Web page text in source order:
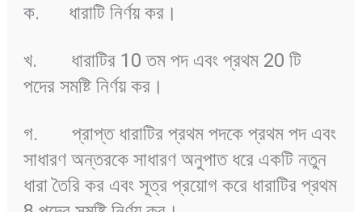
ক. ধারাটি নির্ণয় কর।
খ. ধারাটির 10 তম পদ এবং প্রথম 20 টি
পদের সমষ্টি নির্ণয় কর।
গ. প্রাপ্ত ধারাটির প্রথম পদকে প্রথম পদ এবং
সাধারণ অন্তরকে সাধারণ অনুপাত ধরে একটি নতুন
ধারা তৈরি কর এবং সূত্র প্রয়োগ করে ধারাটির প্রথম